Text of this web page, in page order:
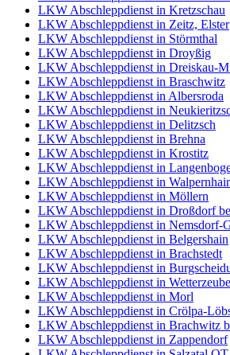
LKW Abschleppdienst in Kretzschau
LKW Abschleppdienst in Zeitz, Elster
LKW Abschleppdienst in Störmthal
LKW Abschleppdienst in Droyßig
LKW Abschleppdienst in Dreiskau-
LKW Abschleppdienst in Braschwitz
LKW Abschleppdienst in Albersroda
LKW Abschleppdienst in
LKW Abschleppdienst in Delitzsch
LKW Abschleppdienst in Brehna
LKW Abschleppdienst in Krostitz
LKW Abschleppdienst in
LKW Abschleppdienst in
LKW Abschleppdienst in Möllern
LKW Abschleppdienst in Droßdorf
LKW Abschleppdienst in Nemsdorf-
LKW Abschleppdienst in Belgershain
LKW Abschleppdienst in Brachstedt
LKW Abschleppdienst in
LKW Abschleppdienst in Wetterzeube
LKW Abschleppdienst in Morl
LKW Abschleppdienst in Crölpa-
LKW Abschleppdienst in Brachwitz
LKW Abschleppdienst in Zappendorf